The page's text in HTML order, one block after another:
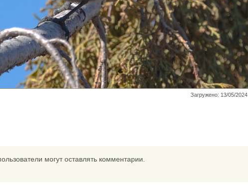
Загружено: 13/05/2024
могут оставлять комментарии.